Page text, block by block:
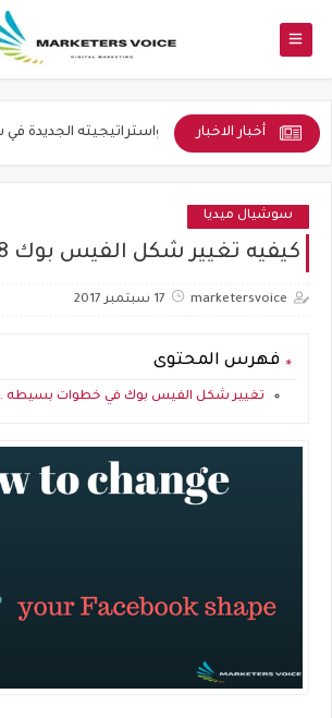
أخبار الاخبار
التنويع واستراتيجيته الجديدة في سيو 2019
سوشيال ميديا
كيفيه تغيير شكل الفيس بوك 2018
marketersvoice 17 سبتمبر 2017
فهرس المحتوى
تغيير شكل الفيس بوك في خطوات بسيطه .